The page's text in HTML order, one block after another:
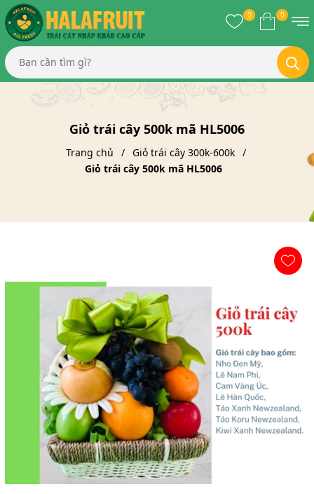
0 0
Giỏ trái cây 500k mã HL5006
Trang chủ
Giỏ trái cây 300k-600k
Giỏ trái cây 500k mã HL5006